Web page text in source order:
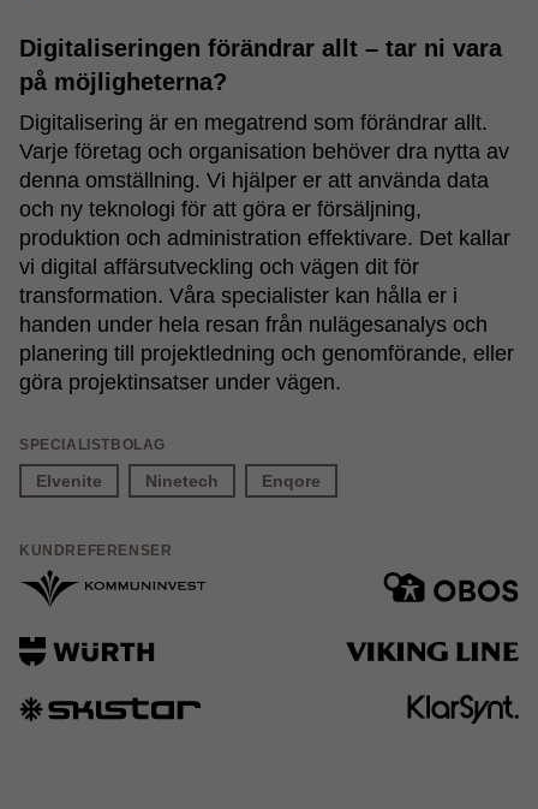
Digitaliseringen förändrar allt – tar ni vara
på möjligheterna?
Digitalisering är en megatrend som förändrar allt.
Varje företag och organisation behöver dra nytta av
denna omställning. Vi hjälper er att använda data
och ny teknologi för att göra er försäljning,
produktion och administration effektivare. Det kallar
vi digital affärsutveckling och vägen dit för
transformation. Våra specialister kan hålla er i
handen under hela resan från nulägesanalys och
planering till projektledning och genomförande, eller
göra projektinsatser under vägen.
SPECIALISTBOLAG
Elvenite Ninetech Enqore
KUNDREFERENSER